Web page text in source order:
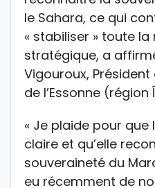
le Sahara, ce qui
« stabiliser » toute
stratégique, a
Vigouroux, Président
de l’Essonne
« Je plaide pour que
claire et qu’elle
souveraineté du
eu récemment de